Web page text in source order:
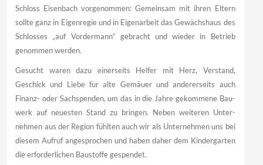
Schloss Eisen­bach vor­genommen: Gemeinsam mit ihren Eltern
sollte ganz in Eigenregie und in Eigen­arbeit das Gewächshaus des
Schlosses „auf Vordermann“ gebracht und wieder in Betrieb
genommen werden.
Gesucht waren dazu einerseits Helfer mit Herz, Verstand,
Geschick und Liebe für alte Gemäuer und andererseits auch
Finanz- oder Sach­spenden, um das in die Jahre gekommene Bau­
werk auf neuesten Stand zu bringen. Neben weiteren Unter­
nehmen aus der Region fühlten auch wir als Unter­nehmen uns bei
diesem Aufruf ange­sprochen und haben daher dem Kinder­garten
die erfor­derlichen Bau­stoffe gespendet.